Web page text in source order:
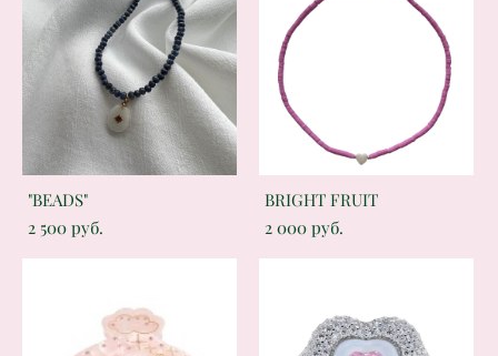
"BEADS"
2 500 pуб.
BRIGHT FRUIT
2 000 pуб.